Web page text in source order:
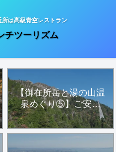
は高級青空レストラン
チツーリズム
【御在所岳と湯の山温
泉めぐり⑤】ご安全
に！「一ノ谷新道」フ
ィールドメモ